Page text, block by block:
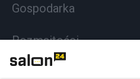
Gospodarka
Rozmaitości